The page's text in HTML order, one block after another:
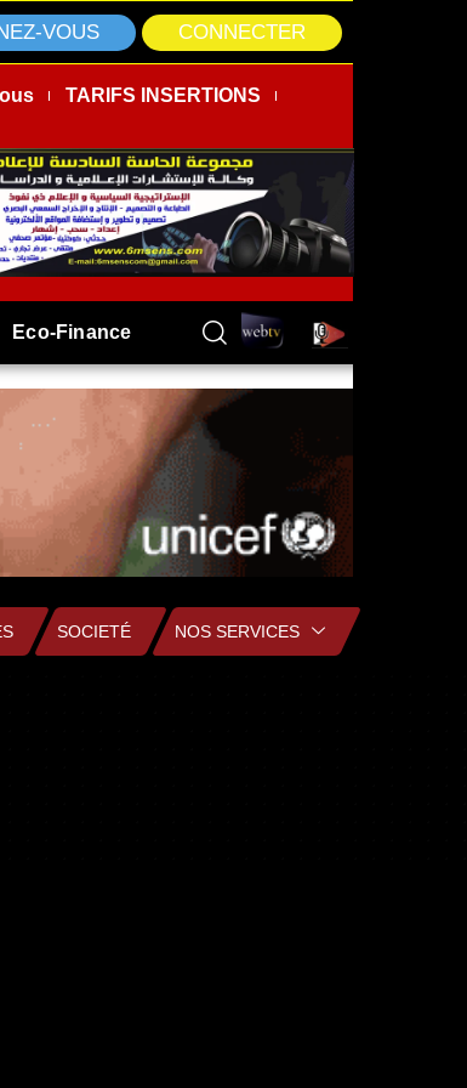
VOUS CONNECTER
TARIFS INSERTIONS
Eco-Finance
SOCIETÉ NOS SERVICES